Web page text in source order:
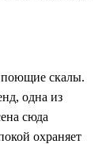
поющие скалы.
одна из
сюда
охраняет